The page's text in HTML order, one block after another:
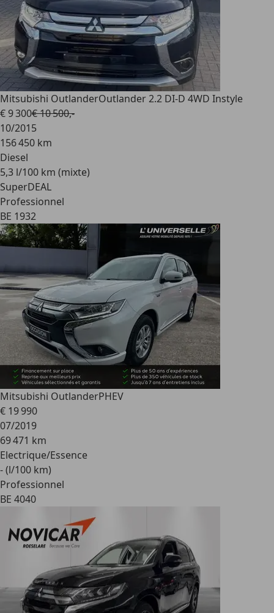
Mitsubishi OutlanderOutlander 2.2 DI-D 4WD Instyle
€ 9 300€ 10 500,-
10/2015
156 450 km
Diesel
5,3 l/100 km (mixte)
SuperDEAL
Professionnel
BE 1932
Mitsubishi OutlanderPHEV
€ 19 990
07/2019
69 471 km
Electrique/Essence
- (l/100 km)
Professionnel
BE 4040